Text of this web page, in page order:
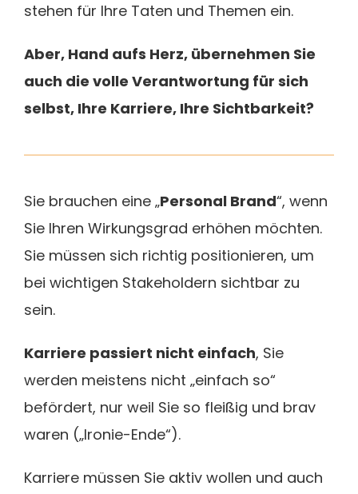
stehen für Ihre Taten und Themen ein.
Aber, Hand aufs Herz, übernehmen Sie
auch die volle Verantwortung für sich
selbst, Ihre Karriere, Ihre Sichtbarkeit?
Sie brauchen eine „Personal Brand“, wenn
Sie Ihren Wirkungsgrad erhöhen möchten.
Sie müssen sich richtig positionieren, um
bei wichtigen Stakeholdern sichtbar zu
sein.
Karriere passiert nicht einfach, Sie
werden meistens nicht „einfach so“
befördert, nur weil Sie so fleißig und brav
waren („Ironie-Ende“).
Karriere müssen Sie aktiv wollen und auch